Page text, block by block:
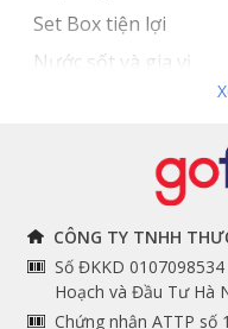
Set Box tiện lợi
Nước sốt và gia vị
THÔNG TIN
Chính sách và quy
chung
CÔNG TY TNHH
Số ĐKKD
Hoạch và Đầu Tư Hà
Chứng nhận ATTP